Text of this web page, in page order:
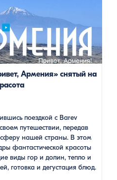
В этом видео – живые
красоты монастырей,
тепло и душевность
блюд. Путешествие
дудука Дживана Гаспаряна
[…]
Армения» снятый на
поездкой с Barev
путешествии, передав
нашей страны. В этом
фантастической красоты
виды гор и долин, тепло и
готовка и дегустация блюд.
мелодии дудука